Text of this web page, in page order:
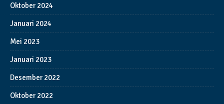
Oktober 2024
Januari 2024
Mei 2023
Januari 2023
Desember 2022
Oktober 2022